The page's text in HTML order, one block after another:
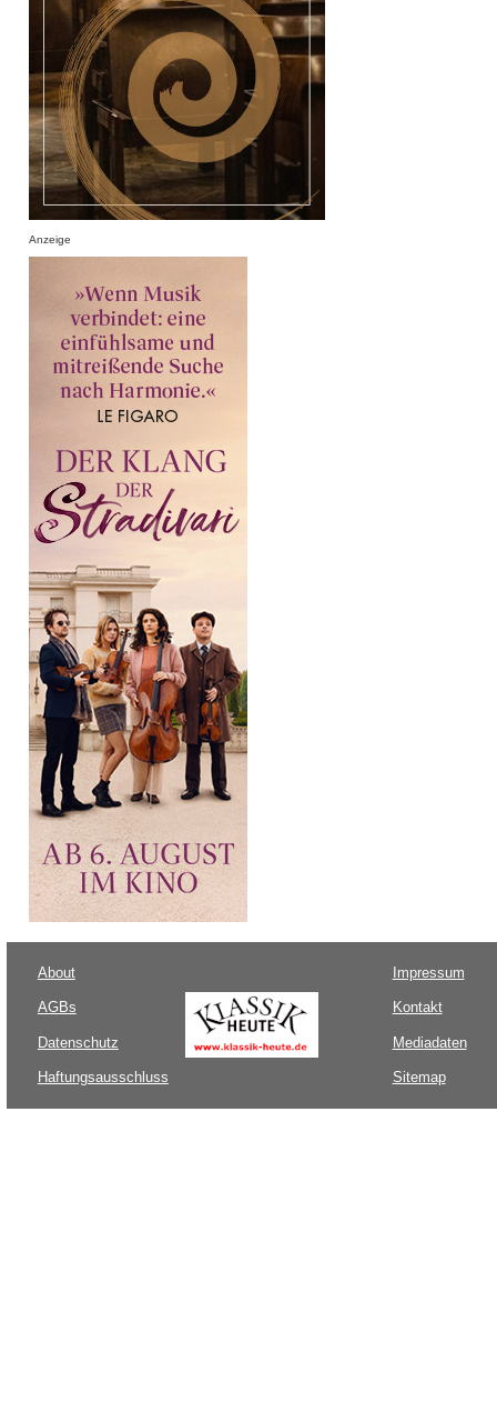
Anzeige
About
AGBs
Datenschutz
Haftungsausschluss
Impressum
Kontakt
Mediadaten
Sitemap